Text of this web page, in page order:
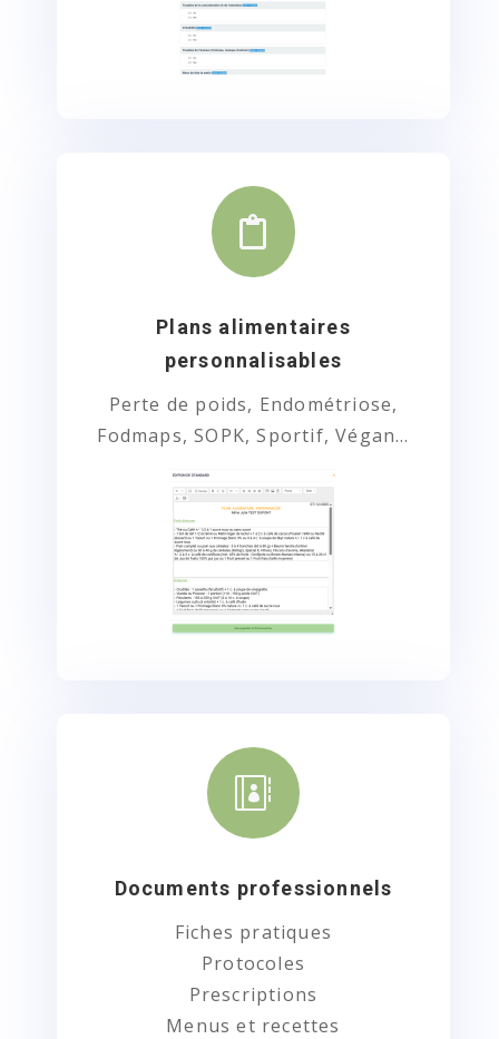

Plans alimentaires
personnalisables
Perte de poids, Endométriose,
Fodmaps, SOPK, Sportif, Végan…

Documents professionnels
Fiches pratiques
Protocoles
Prescriptions
Menus et recettes